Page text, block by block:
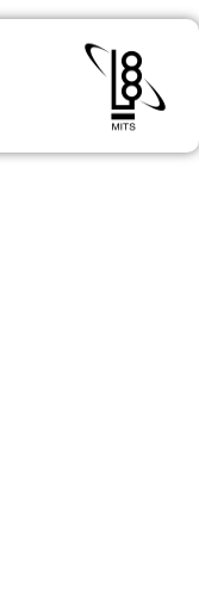
رفتن
محتوا